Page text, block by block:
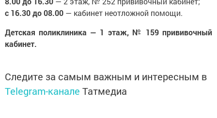
с 16.30 до 08.00 — кабинет неотложной помощи.
Детская поликлиника — 1 этаж, № 159 прививочный
кабинет.
Следите за самым важным и интересным в
Telegram-канале Татмедиа